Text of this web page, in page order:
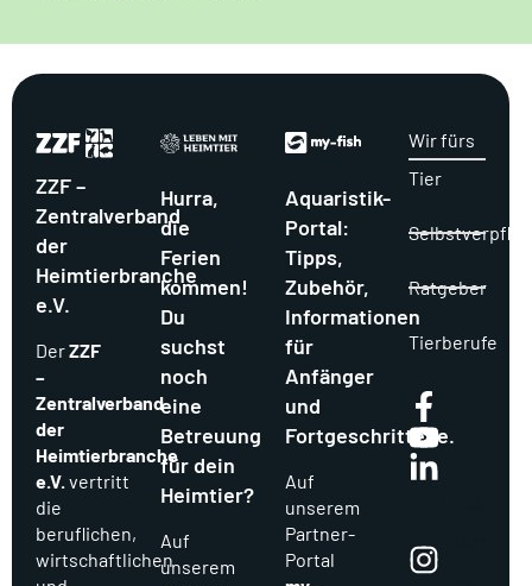
ZZF –
Zentralverband
der
Heimtierbranche
e.V.
DerZZF
–
Zentralverband
der
Heimtierbranche
e.V. vertritt
die
beruflichen,
wirtschaftlichen
Hurra,
die
Ferien
kommen!
Du
suchst
noch
eine
Betreuung
für dein
Heimtier?
Auf
unserem
Aquaristik-
Portal:
Tipps,
Zubehör,
Informationen
für
Anfänger
und
Fortgeschrittene.
Auf
unserem
Partner-
Portal
Wir fürs
Tier
Ratgeber
Tierberufe